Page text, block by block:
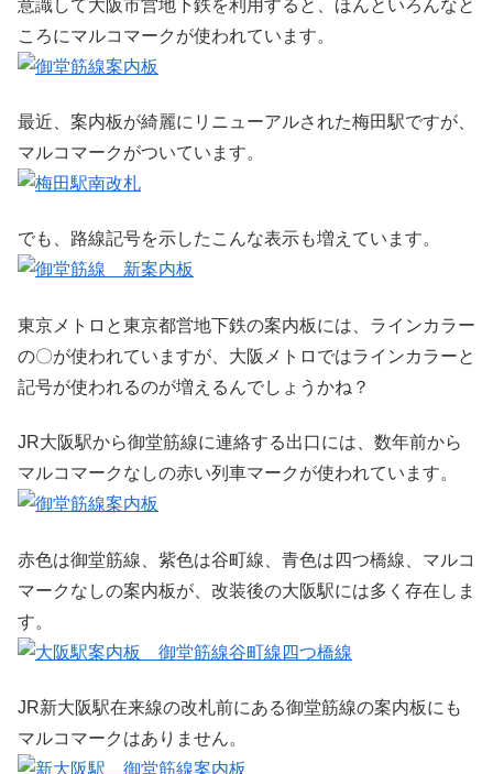
意識して大阪市営地下鉄を利用すると、ほんといろんなと
ころにマルコマークが使われています。
最近、案内板が綺麗にリニューアルされた梅田駅ですが、
マルコマークがついています。
でも、路線記号を示したこんな表示も増えています。
東京メトロと東京都営地下鉄の案内板には、ラインカラー
の〇が使われていますが、大阪メトロではラインカラーと
記号が使われるのが増えるんでしょうかね？
JR大阪駅から御堂筋線に連絡する出口には、数年前から
マルコマークなしの赤い列車マークが使われています。
赤色は御堂筋線、紫色は谷町線、青色は四つ橋線、マルコ
マークなしの案内板が、改装後の大阪駅には多く存在しま
す。
JR新大阪駅在来線の改札前にある御堂筋線の案内板にも
マルコマークはありません。